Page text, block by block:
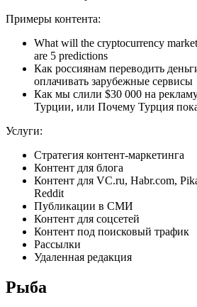
Примеры контента:
What will the cryptocurrency
are 5 predictions
Как россиянам переводить
оплачивать зарубежные сервисы
Как мы слили $30 000 на
Турции, или Почему Турция
Услуги:
Стратегия контент-маркетинга
Контент для блога
Контент для VC.ru, Habr.com,
Reddit
Публикации в СМИ
Контент для соцсетей
Контент под поисковый трафик
Рассылки
Удаленная редакция
Рыба